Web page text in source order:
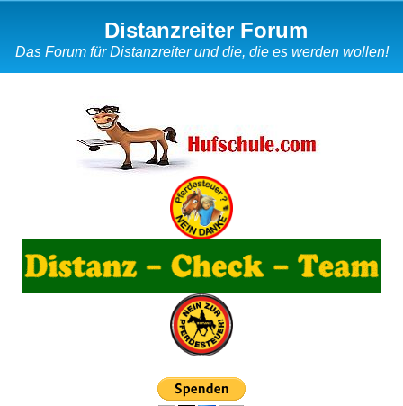
Distanzreiter Forum
Das Forum für Distanzreiter und die, die es werden wollen!